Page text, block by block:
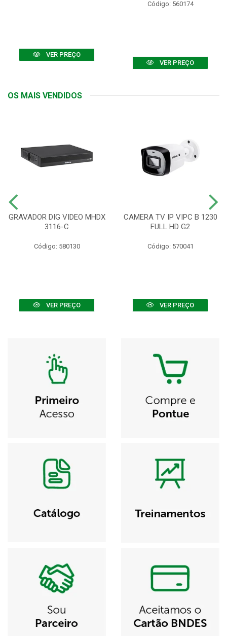
VER PREÇO
Código: 560174
VER PREÇO
OS MAIS VENDIDOS
GRAVADOR DIG VIDEO MHDX
3116-C
Código: 580130
VER PREÇO
CAMERA TV IP VIPC B 1230
FULL HD G2
Código: 570041
VER PREÇO